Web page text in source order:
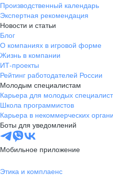
Производственный календарь
Экспертная рекомендация
Новости и статьи
Блог
О компаниях в игровой форме
Жизнь в компании
ИТ-проекты
Рейтинг работодателей России
Молодым специалистам
Карьера для молодых
Школа программистов
Карьера в некоммерческих
Боты для уведомлений
Мобильное приложение
Этика и комплаенс